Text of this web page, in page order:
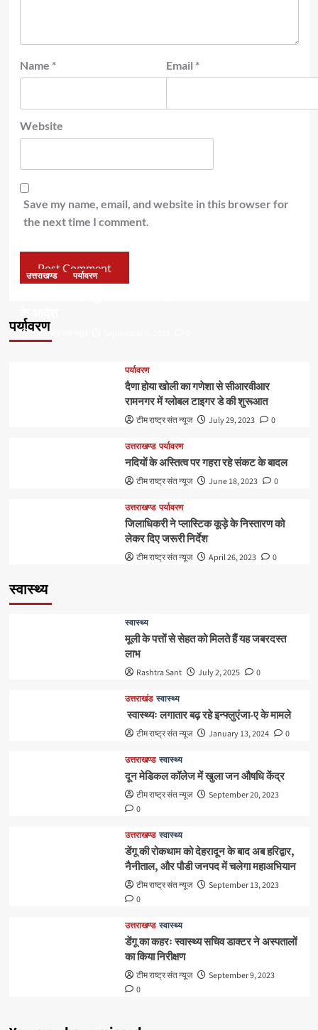
Name * Email *
Website
Save my name, email, and website in this browser for
the next time I comment.
पर्यावरण
उत्तराखण्ड पर्यावरण
के आदेश
टीम राष्ट्र संत न्यूज
पर्यावरण
दैणा होया खोली का गणेशा से सीआरवीआर
रामनगर में ग्लोबल टाइगर डे की शुरूआत
टीम राष्ट्र संत न्यूज July 29, 2023 0
उत्तराखण्ड पर्यावरण
नदियों के अस्तित्व पर गहरा रहे संकट के बादल
टीम राष्ट्र संत न्यूज June 18, 2023 0
उत्तराखण्ड पर्यावरण
जिलाधिकरी ने प्लास्टिक कूड़े के निस्तारण को
लेकर दिए जरूरी निर्देश
टीम राष्ट्र संत न्यूज April 26, 2023 0
स्वास्थ्य
स्वास्थ्य
मूली के पत्तों से सेहत को मिलते हैं यह जबरदस्त
लाभ
Rashtra Sant July 2, 2025 0
उत्तराखंड स्वास्थ्य
स्वास्थ्यः लगातार बढ़ रहे इन्फ्लुएंजा-ए के मामले
टीम राष्ट्र संत न्यूज January 13, 2024 0
उत्तराखण्ड स्वास्थ्य
दून मेडिकल कॉलेज में खुला जन औषधि केंद्र
टीम राष्ट्र संत न्यूज
September 20, 2023
0
उत्तराखण्ड स्वास्थ्य
डेंगू की रोकथाम को देहरादून के बाद अब हरिद्वार,
नैनीताल, और पौडी जनपद में चलेगा महाअभियान
टीम राष्ट्र संत न्यूज
September 13, 2023
0
उत्तराखण्ड स्वास्थ्य
डेंगू का कहरः स्वास्थ्य सचिव डाक्टर ने अस्पतालों
का किया निरीक्षण
टीम राष्ट्र संत न्यूज
September 9, 2023
0